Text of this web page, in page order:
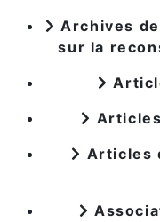
Archives
sur la
Articles